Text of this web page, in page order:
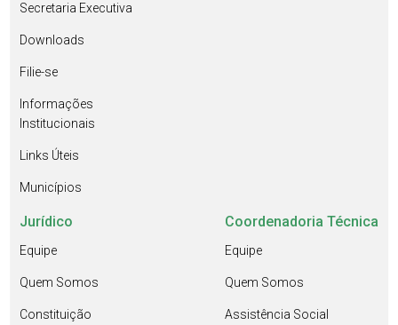
Secretaria Executiva
Downloads
Filie-se
Informações
Institucionais
Links Úteis
Municípios
Jurídico
Equipe
Quem Somos
Constituição
Coordenadoria Técnica
Equipe
Quem Somos
Assistência Social